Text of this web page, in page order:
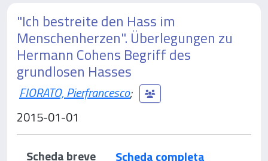
"Ich bestreite den Hass im
Menschenherzen". Überlegungen zu
Hermann Cohens Begriff des
grundlosen Hasses
FIORATO, Pierfrancesco;
2015-01-01
Scheda breve Scheda completa